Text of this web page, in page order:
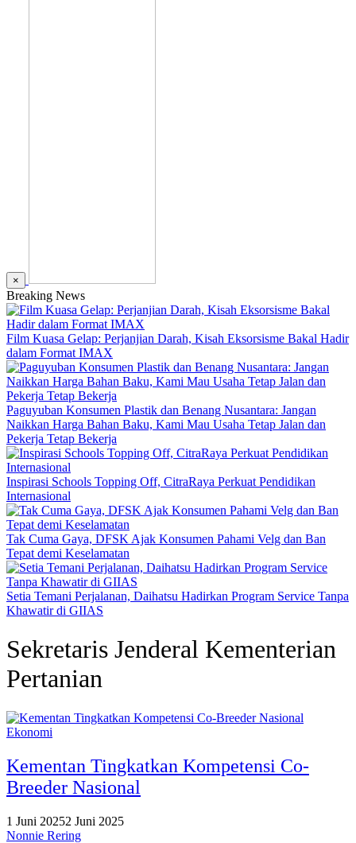
×
Breaking News
Film Kuasa Gelap: Perjanjian Darah, Kisah Eksorsisme Bakal Hadir
dalam Format IMAX
Paguyuban Konsumen Plastik dan Benang Nusantara: Jangan
Naikkan Harga Bahan Baku, Kami Mau Usaha Tetap Jalan dan
Pekerja Tetap Bekerja
Inspirasi Schools Topping Off, CitraRaya Perkuat Pendidikan
Internasional
Tak Cuma Gaya, DFSK Ajak Konsumen Pahami Velg dan Ban
Tepat demi Keselamatan
Setia Temani Perjalanan, Daihatsu Hadirkan Program Service Tanpa
Khawatir di GIIAS
Sekretaris Jenderal Kementerian
Pertanian
Ekonomi
Kementan Tingkatkan Kompetensi Co-
Breeder Nasional
1 Juni 20252 Juni 2025
Nonnie Rering